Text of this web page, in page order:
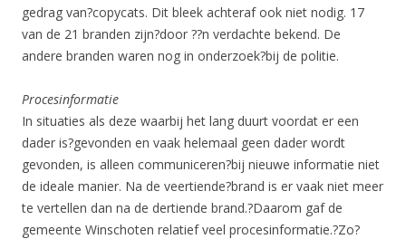
gedrag van?copycats. Dit bleek achteraf ook niet nodig. 17
van de 21 branden zijn?door ??n verdachte bekend. De
andere branden waren nog in onderzoek?bij de politie.
Procesinformatie
In situaties als deze waarbij het lang duurt voordat er een
dader is?gevonden en vaak helemaal geen dader wordt
gevonden, is alleen communiceren?bij nieuwe informatie niet
de ideale manier. Na de veertiende?brand is er vaak niet meer
te vertellen dan na de dertiende brand.?Daarom gaf de
gemeente Winschoten relatief veel procesinformatie.?Zo?